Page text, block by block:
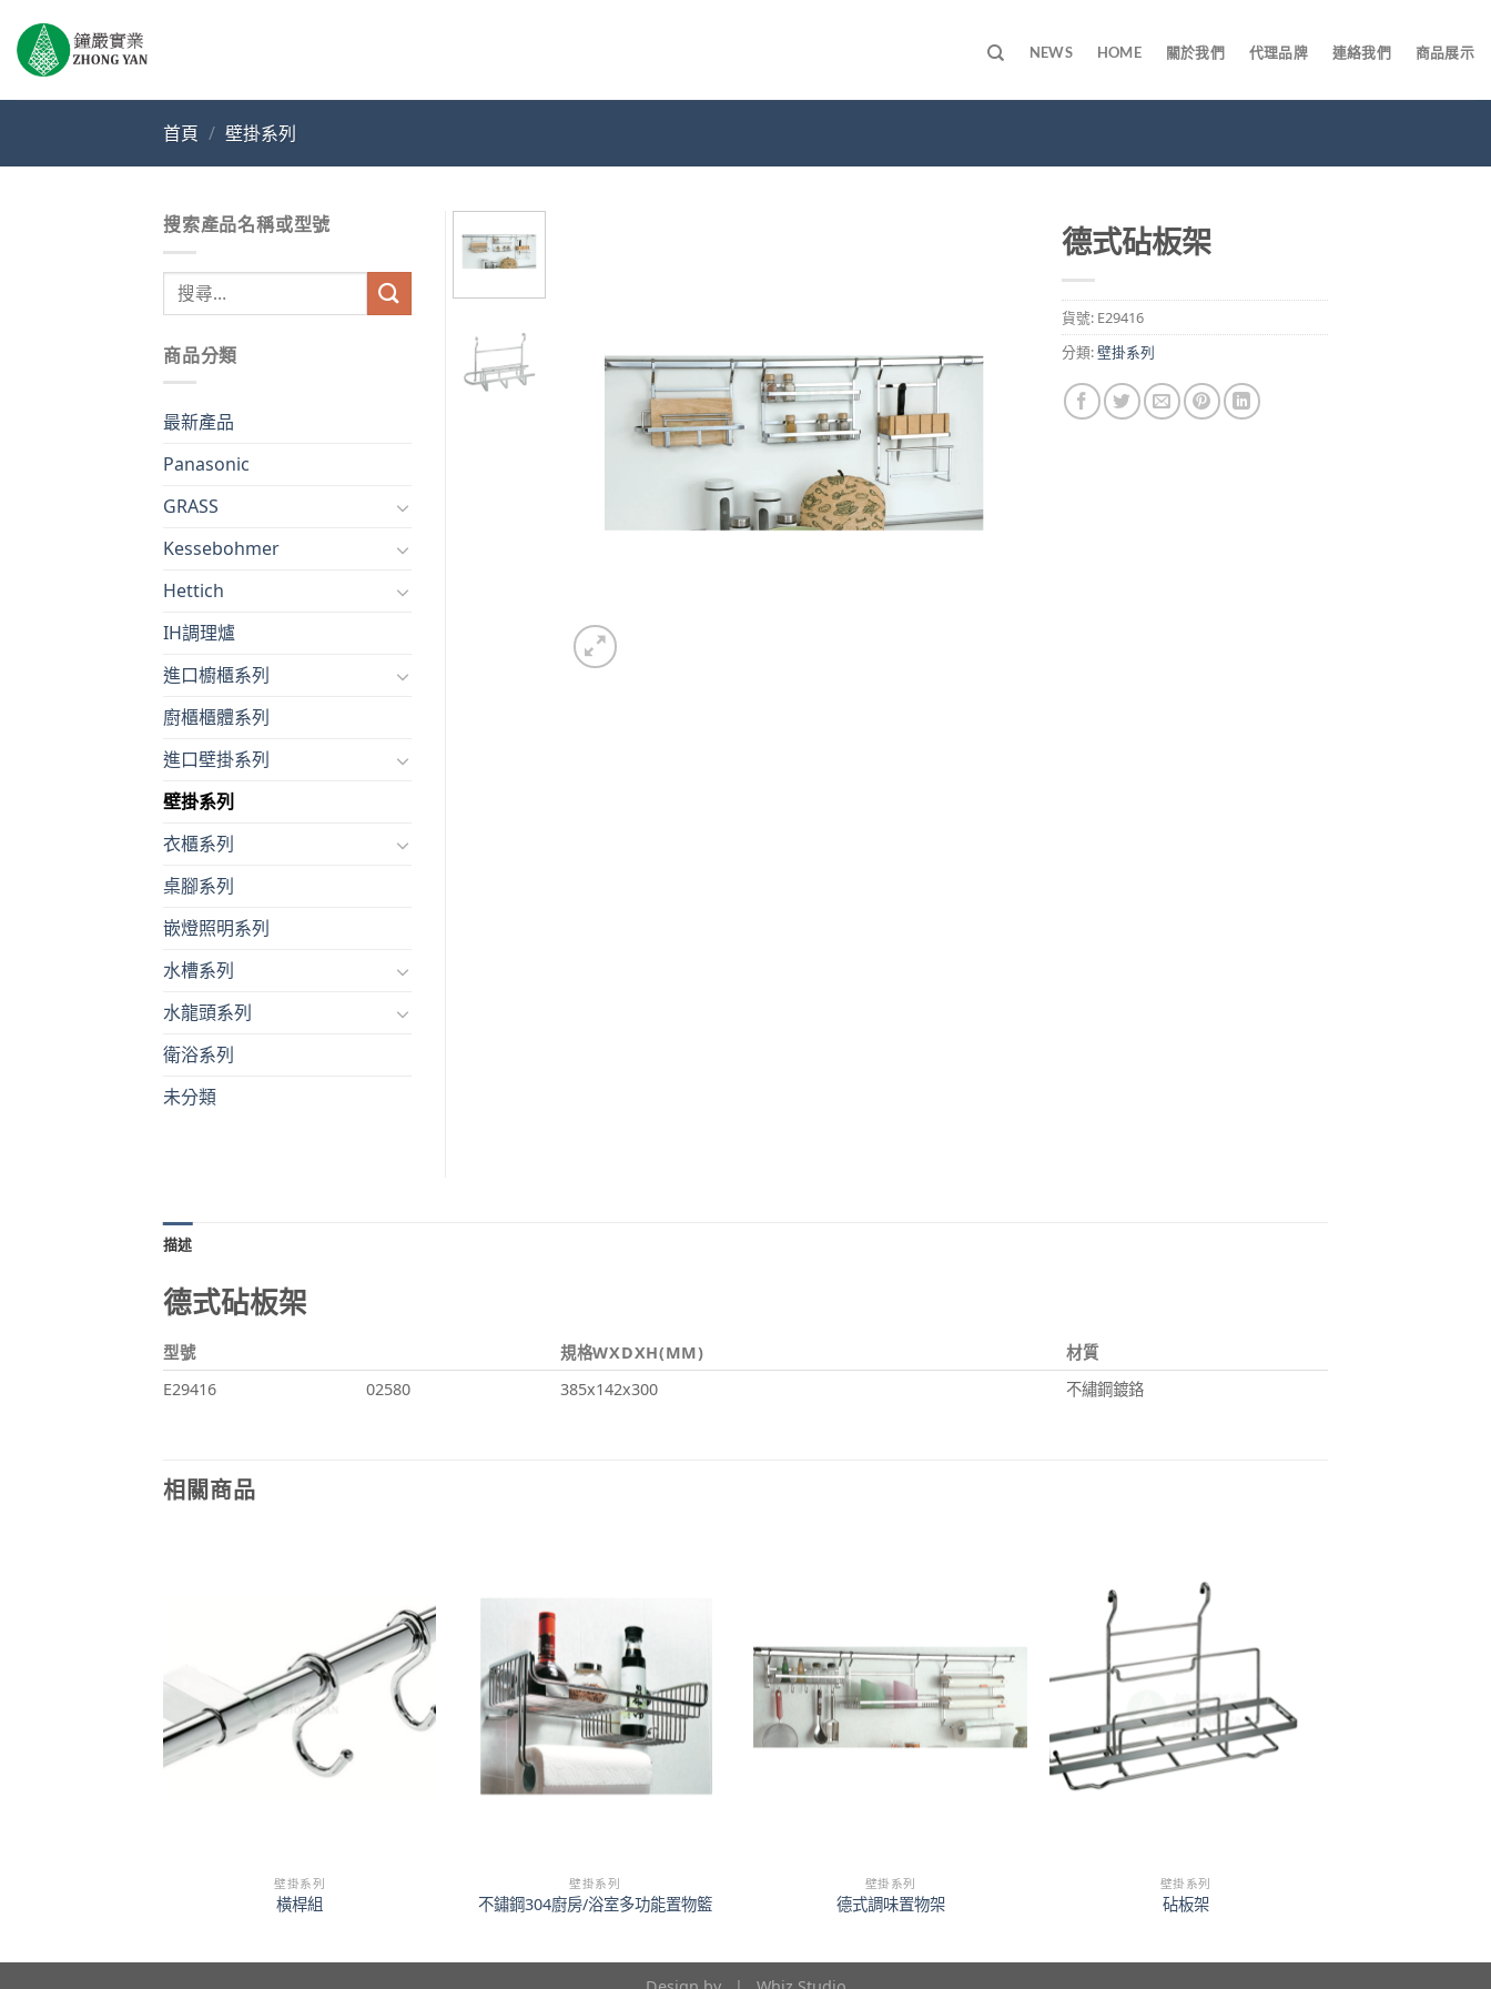
content
NEWS HOME 關於我們 代理品牌 連絡我們 商品展示
首頁 / 壁掛系列
德式砧板架
貨號: E29416
分類:壁掛系列
搜索產品名稱或型號
鍵
字:
商品分類
最新產品
Panasonic
GRASS
Kessebohmer
Hettich
IH調理爐
進口櫥櫃系列
廚櫃櫃體系列
進口壁掛系列
壁掛系列
衣櫃系列
桌腳系列
嵌燈照明系列
水槽系列
水龍頭系列
衛浴系列
未分類
描述
德式砧板架
型號 規格WXDXH(MM)
材質
E29416
02580 385x142x300 不繡鋼鍍鉻
相關商品
壁掛系列
橫桿組
壁掛系列
不鏽鋼304廚房/浴室多功能置物籃
壁掛系列
德式調味置物架
壁掛系列
砧板架